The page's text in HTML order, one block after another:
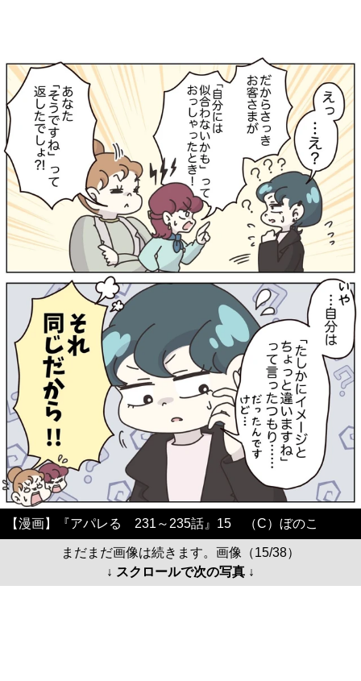
【漫画】『アパレる 231～235話』15 （C）ぼのこ
まだまだ画像は続きます。画像（15/38）
↓ スクロールで次の写真 ↓